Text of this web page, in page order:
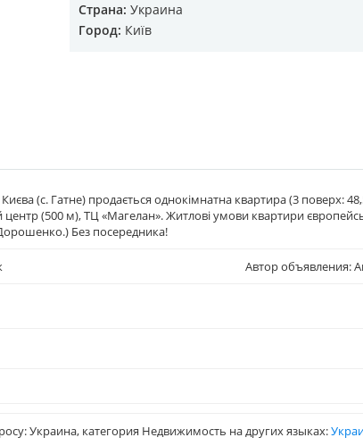
Страна: Украина
Город: Київ
(с. Гатне) продається однокімнатна квартира (3 поверх:
(500 м), ТЦ «Магелан». Житлові умови квартири
Без посередника!
Автор объявления:
Украина, категория Недвижимость на других языках: